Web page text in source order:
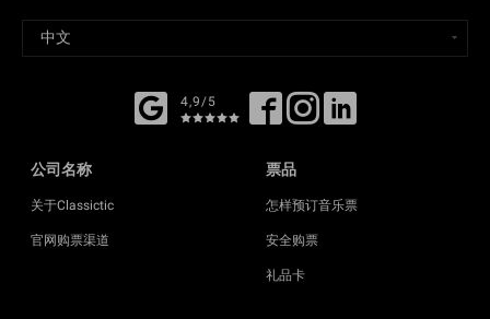
4,9/5
公司名称
关于Classictic
官网购票渠道
票品
怎样预订音乐票
安全购票
礼品卡